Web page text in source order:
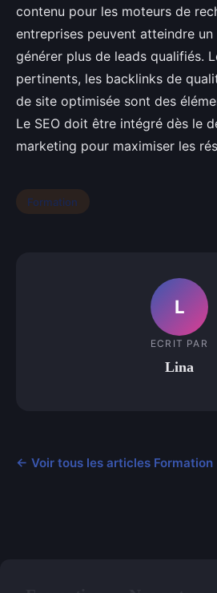
contenu pour les moteurs de
entreprises peuvent atteindre
générer plus de leads qualifiés.
pertinents, les backlinks de
de site optimisée sont des
Le SEO doit être intégré dès le
marketing pour maximiser les
Formation
L
ECRIT PAR
Lina
← Voir tous les articles Formation